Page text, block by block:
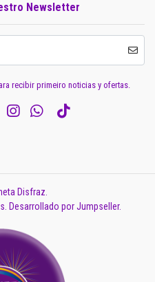
Newsletter
recibir primeiro noticias y ofertas.
Disfraz.
Desarrollado por Jumpseller.